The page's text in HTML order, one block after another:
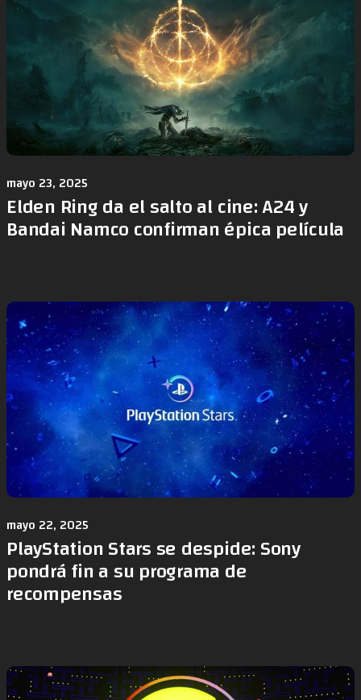
mayo 23, 2025
Elden Ring da el salto al cine: A24 y
Bandai Namco confirman épica película
mayo 22, 2025
PlayStation Stars se despide: Sony
pondrá fin a su programa de
recompensas